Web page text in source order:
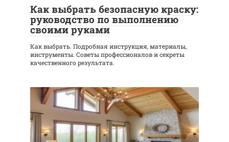
Как выбрать безопасную краску:
руководство по выполнению
своими руками
Как выбрать. Подробная инструкция, материалы,
инструменты. Советы профессионалов и секреты
качественного результата.